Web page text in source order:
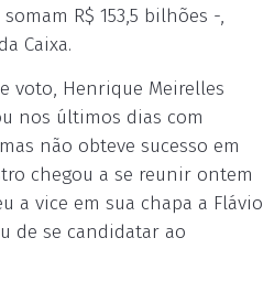
R$ 153,5 bilhões -,
Caixa.
voto, Henrique Meirelles
nos últimos dias com
não obteve sucesso em
chegou a se reunir ontem
a vice em sua chapa a Flávio
de se candidatar ao